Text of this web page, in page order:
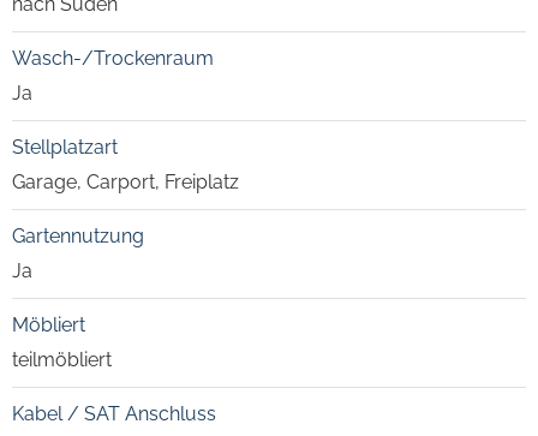
Wasch-/Trockenraum
Ja
Stellplatzart
Garage, Carport, Freiplatz
Gartennutzung
Ja
Möbliert
teilmöbliert
Kabel / SAT Anschluss